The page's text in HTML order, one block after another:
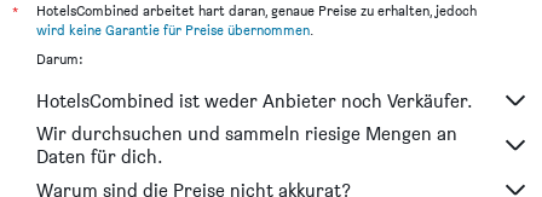
*
HotelsCombined arbeitet hart daran, genaue Preise zu erhalten, jedoch
wird keine Garantie für Preise übernommen.
Darum:
HotelsCombined ist weder Anbieter noch Verkäufer.
Wir durchsuchen und sammeln riesige Mengen an
Daten für dich.
Warum sind die Preise nicht akkurat?